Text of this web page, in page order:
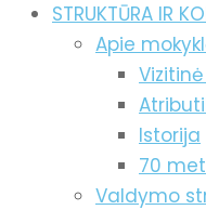
STRUKTŪRA IR
Apie
Istorija
70
Valdymo